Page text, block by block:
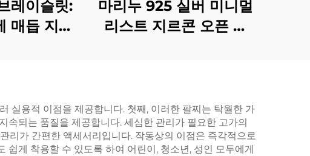
레이슬릿:
매듭 지어
마리누 925 실버 미니멀
리스트 지르콘 오픈 링
실용적 이점을 제공합니다. 첫째, 이러한 팔찌는 탁월한 가
속되는 품질을 제공합니다. 세심한 관리가 필요한 고가의
리가 간편한 액세서리입니다. 작동상의 이점은 즉각적으로
게 착용할 수 있도록 하여 어린이, 청소년, 성인 모두에게